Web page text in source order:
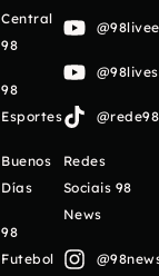
Central
98
98
Esportes
Buenos
Días
98
Futebol
Redes
Sociais 98
News